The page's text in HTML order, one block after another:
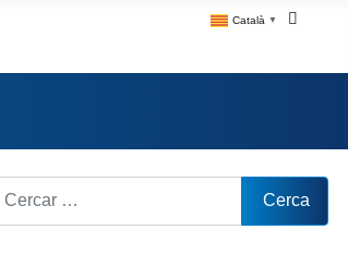
Català ▼
Cerca